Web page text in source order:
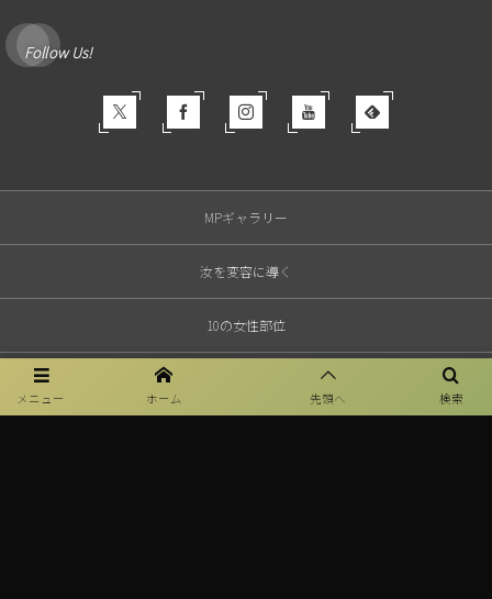
Follow Us!
MPギャラリー
汝を変容に導く
10の女性部位
メニュー 検索
ホーム 先頭へ